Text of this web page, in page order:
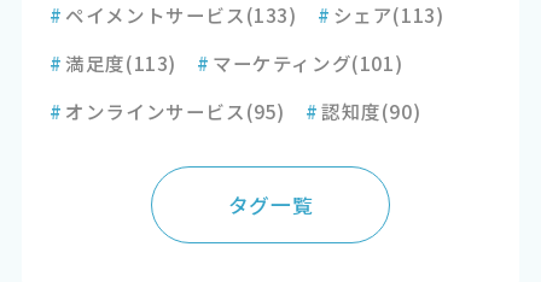
# ペイメントサービス(133) # シェア(113)
#満足度(113) # マーケティング(101)
# オンラインサービス(95) #認知度(90)
タグ一覧